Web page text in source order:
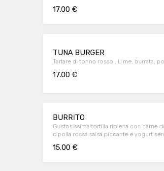
17.00 €
TUNA BURGER
17.00 €
BURRITO
Gustosissima tortilla ripiena con carne
cipolla rossa salsa piccante e yogurt
15.00 €